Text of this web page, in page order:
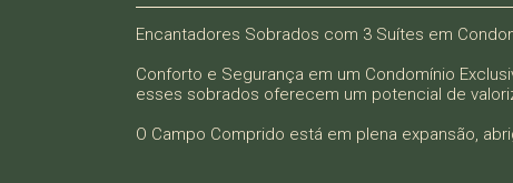
Encantadores Sobrados com 3 Suítes em
Conforto e Segurança em um Condomínio
esses sobrados oferecem um potencial de
O Campo Comprido está em plena expansão,